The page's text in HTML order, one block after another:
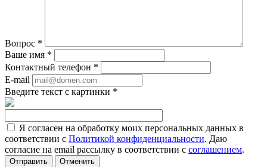
Вопрос *
Ваше имя *
Контактный телефон *
E-mail
Введите текст с картинки *
Я согласен на обработку моих персональных данных в
соответствии с Политикой конфиденциальности. Даю
согласие на email рассылку в соответствии с соглашением.
Отменить